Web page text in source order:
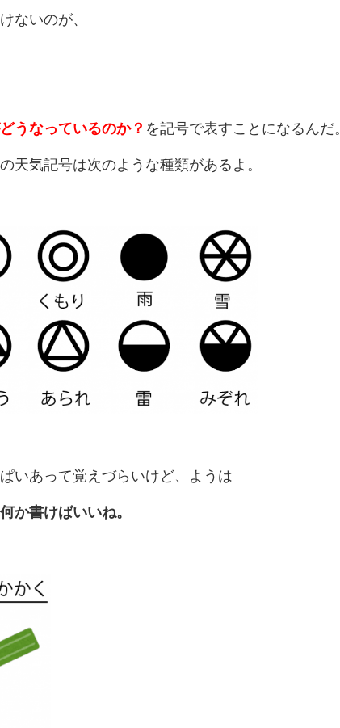
ないのが、
うなっているのか？ を記号で表すことになるんだ。
天気記号は次のような種類があるよ。
いあって覚えづらいけど、ようは
か書けばいいね。